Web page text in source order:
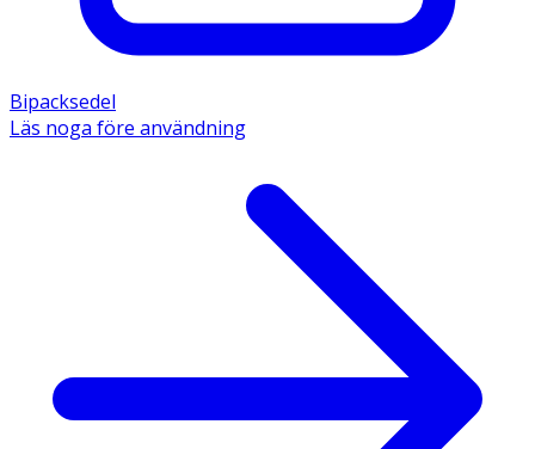
Bipacksedel
Läs noga före användning